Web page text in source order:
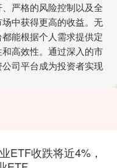
严格的风险控制以及全
中获得更高的收益。无
能根据个人需求提供定
高效性。通过深入的市
司平台成为投资者实现
ETF收跌将近4%，